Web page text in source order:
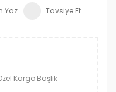
Yaz Tavsiye Et
Kargo Başlık